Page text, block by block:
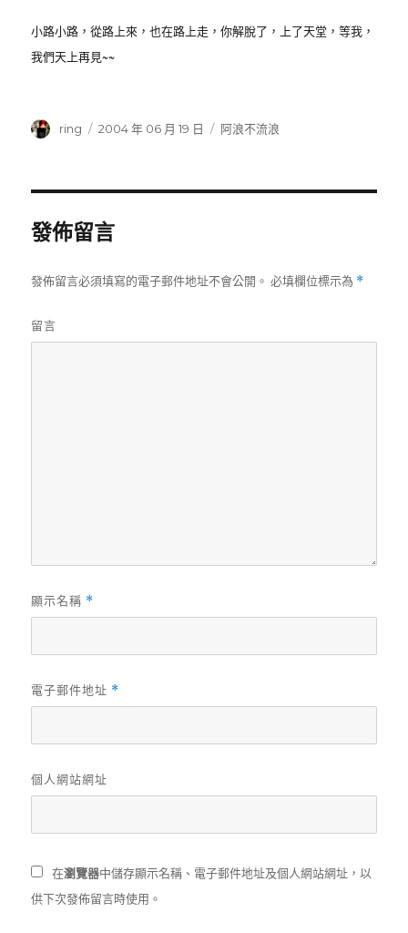
小路小路，從路上來，也在路上走，你解脫了，上了天堂，等我，
我們天上再見~~
作
ring
發
2004 年 06 月 19 日
分
阿浪不流浪
發佈留言
發佈留言必須填寫的電子郵件地址不會公開。 必填欄位標示為 *
留言
顯示名稱 *
電子郵件地址 *
個人網站網址
在瀏覽器中儲存顯示名稱、電子郵件地址及個人網站網址，以
供下次發佈留言時使用。